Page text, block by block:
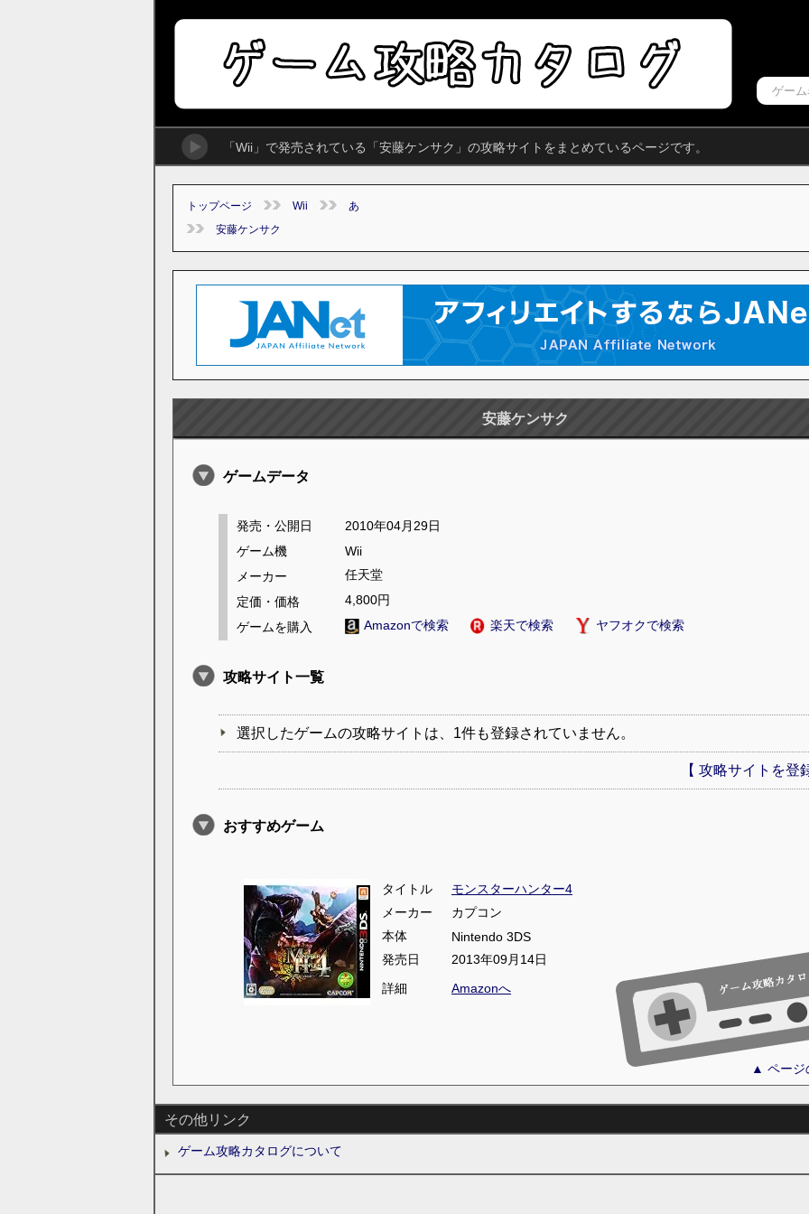
「Wii」で発売されている「安藤ケンサク」の攻略サイトをまとめているページです。
トップページ Wii
あ
安藤ケンサク
安藤ケンサク
ゲームデータ
発売・公開日
2010年04月29日
ゲーム機
Wii
メーカー
任天堂
定価・価格
4,800円
ゲームを購入
Amazonで検索 楽天で検索 ヤフオクで検索
攻略サイト一覧
選択したゲームの攻略サイトは、1件も登録されていません。
【 攻略サイトを登
おすすめゲーム
タイトル
モンスターハンター4
メーカー
カプコン
本体
Nintendo 3DS
発売日
2013年09月14日
詳細
Amazonへ
▲ ページ
その他リンク
ゲーム攻略カタログについて